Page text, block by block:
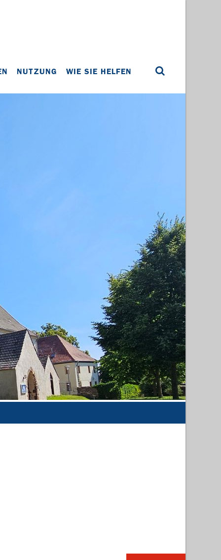
NUTZUNG WIE SIE HELFEN